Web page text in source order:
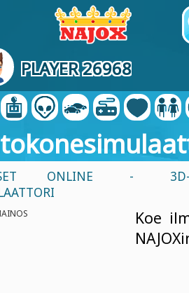
PLAYER 26968
ONLINE -
Koe